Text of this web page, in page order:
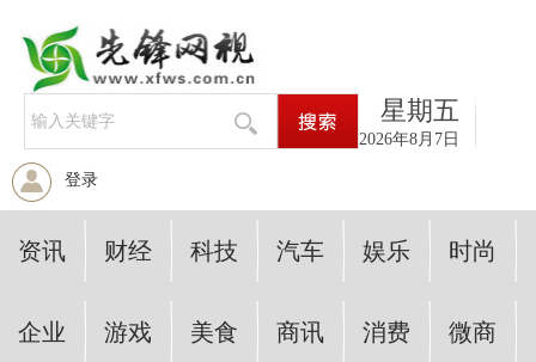
星期五
2026年8月7日
登录
资讯 财经 科技 汽车 娱乐 时尚
企业 游戏 美食 商讯 消费 微商